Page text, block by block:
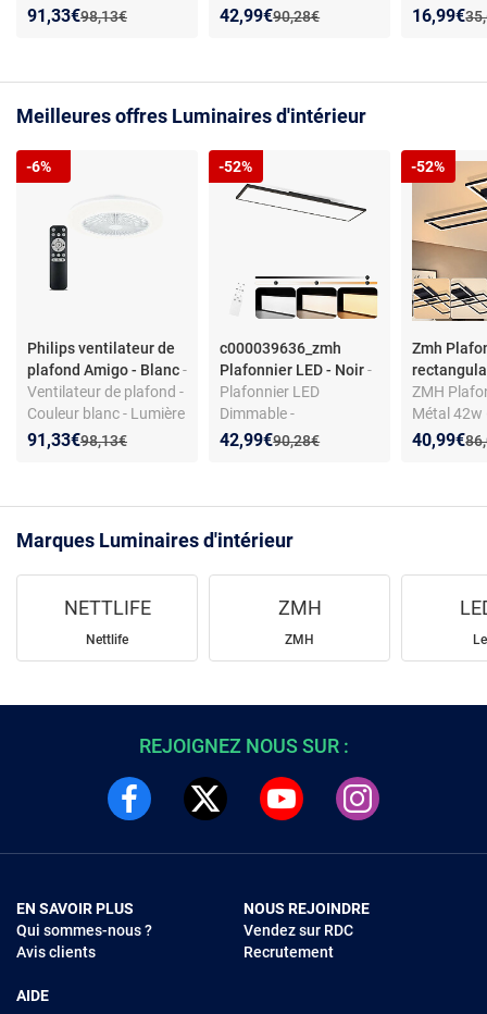
intégréeAncien prix :
98,13€
Nouveau prix :
91,33€
Réduction de :
Température couleur
Ancien prix :
90,28€
Nouveau prix :
42,99€
Réduction de :
Chambre
Nouveau
16,99€
Meilleures offres Luminaires d'intérieur
Philips ventilateur de
plafond Amigo - Blanc-
Ventilateur de plafond -
Couleur blanc - Lumière
intégréeAncien prix :
98,13€
Nouveau prix :
91,33€
Réduction de :
-6%
c000039636_zmh
Plafonnier LED - Noir-
Plafonnier LED
Dimmable -
Température couleur
Ancien prix :
90,28€
Nouveau prix :
42,99€
Réduction de :
-52%
Zmh
ZMH
Métal 42w
Plafonnier
Nouveau
40,99€
-52%
Marques Luminaires d'intérieur
NETTLIFE
Nettlife
ZMH
ZMH
REJOIGNEZ NOUS SUR :
EN SAVOIR PLUS
Qui sommes-nous ?
Avis clients
AIDE
NOUS REJOINDRE
Vendez sur RDC
Recrutement